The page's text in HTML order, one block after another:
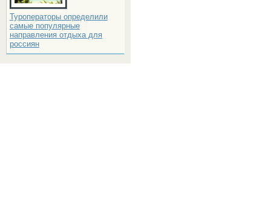
Туроператоры определили
самые популярные
направления отдыха для
россиян